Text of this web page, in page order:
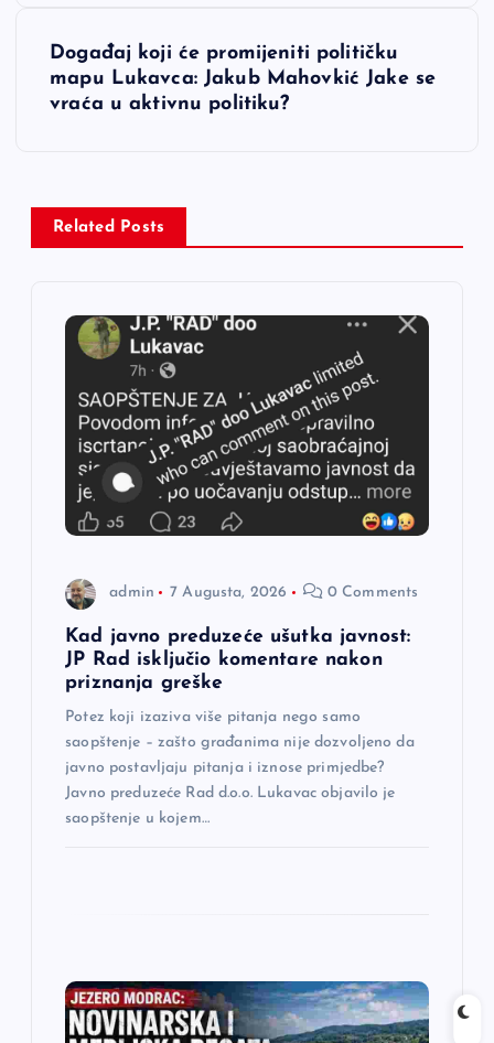
c
Događaj koji će promijeniti političku
mapu Lukavca: Jakub Mahovkić Jake se
vraća u aktivnu politiku?
Related Posts
admin 7 Augusta, 2026 0 Comments
Kad javno preduzeće ušutka javnost:
JP Rad isključio komentare nakon
priznanja greške
Potez koji izaziva više pitanja nego samo
saopštenje – zašto građanima nije dozvoljeno da
javno postavljaju pitanja i iznose primjedbe?
Javno preduzeće Rad d.o.o. Lukavac objavilo je
saopštenje u kojem…